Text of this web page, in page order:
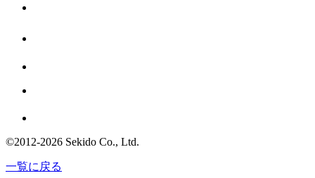
©2012-2026 Sekido Co., Ltd.
一覧に戻る